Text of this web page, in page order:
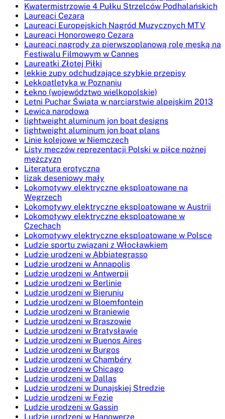
Kwatermistrzowie 4 Pułku Strzelców Podhalańskich
Laureaci Cezara
Laureaci Europejskich Nagród Muzycznych MTV
Laureaci Honorowego Cezara
Laureaci nagrody za pierwszoplanową rolę męską na
Festiwalu Filmowym w Cannes
Laureatki Złotej Piłki
lekkie zupy odchudzające szybkie przepisy
Lekkoatletyka w Poznaniu
Łekno (województwo wielkopolskie)
Letni Puchar Świata w narciarstwie alpejskim 2013
Lewica narodowa
lightweight aluminum jon boat designs
lightweight aluminum jon boat plans
Linie kolejowe w Niemczech
Listy meczów reprezentacji Polski w piłce nożnej
mężczyzn
Literatura erotyczna
lizak deseniowy mały
Lokomotywy elektryczne eksploatowane na
Węgrzech
Lokomotywy elektryczne eksploatowane w Austrii
Lokomotywy elektryczne eksploatowane w
Czechach
Lokomotywy elektryczne eksploatowane w Polsce
Ludzie sportu związani z Włocławkiem
Ludzie urodzeni w Abbiategrasso
Ludzie urodzeni w Annapolis
Ludzie urodzeni w Antwerpii
Ludzie urodzeni w Berlinie
Ludzie urodzeni w Bieruniu
Ludzie urodzeni w Bloemfontein
Ludzie urodzeni w Braniewie
Ludzie urodzeni w Braszowie
Ludzie urodzeni w Bratysławie
Ludzie urodzeni w Buenos Aires
Ludzie urodzeni w Burgos
Ludzie urodzeni w Chambéry
Ludzie urodzeni w Chicago
Ludzie urodzeni w Dallas
Ludzie urodzeni w Dunajskiej Stredzie
Ludzie urodzeni w Fezie
Ludzie urodzeni w Gassin
Ludzie urodzeni w Hanowerze